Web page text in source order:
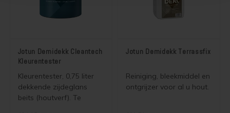
Jotun Demidekk Cleantech
Kleurentester
Kleurentester, 0,75 liter
dekkende zijdeglans
beits (houtverf). Te
Jotun Demidekk Terrassfix
Reiniging, bleekmiddel en
ontgrijzer voor al u hout.